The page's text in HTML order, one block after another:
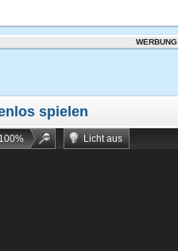
WERBUNG
spielen
% Licht aus